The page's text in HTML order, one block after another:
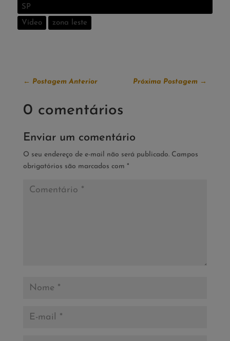
SP
Vídeo zona leste
← Postagem Anterior Próxima Postagem →
0 comentários
Enviar um comentário
O seu endereço de e-mail não será publicado. Campos
obrigatórios são marcados com *